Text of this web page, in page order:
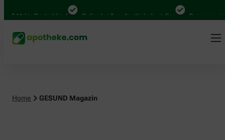
Mal in Deutschland Online bei Ihrer Apotheke bestellen Bequem
Home GESUND Magazin